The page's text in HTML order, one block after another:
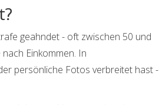
geahndet - oft zwischen 50 und
Einkommen. In
persönliche Fotos verbreitet hast -